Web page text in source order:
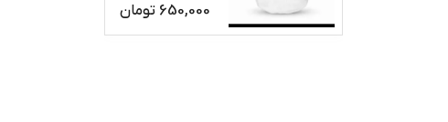
650,000 تومان